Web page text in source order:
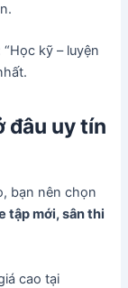
kỹ – luyện
đâu uy tín
bạn nên chọn
tập mới, sân thi
cao tại